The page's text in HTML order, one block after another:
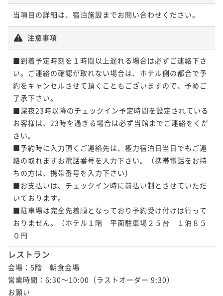
当項目の詳細は、宿泊施設までお問い合わせください。
注意事項
■到着予定時刻を１時間以上遅れる場合は必ずご連絡下さ
い。ご連絡の確認が取れない場合は、ホテル側の都合で予
約をキャンセルさせて頂くこともございますので、予めご
了承下さい。
■深夜23時以降のチェックイン予定時間を設定されている
お客様は、23時を過ぎる場合は必ず当館までご連絡をくだ
さい。
■予約時に入力頂くご連絡先は、極力宿泊日当日でもご連
絡の取れますお電話番号を入力下さい。（携帯電話をお持
ちの方は、携帯番号を入力下さい）
■お支払いは、チェックイン時に前払い制とさせていただ
いております。
■駐車場は完全先着順となっており予約受け付けは行って
おりません。（ホテル１階　平面駐車場２５台　１泊８５
０円
レストラン
会場：5階　朝食会場
営業時間：6:30～10:00（ラストオーダー 9:30）
お願い